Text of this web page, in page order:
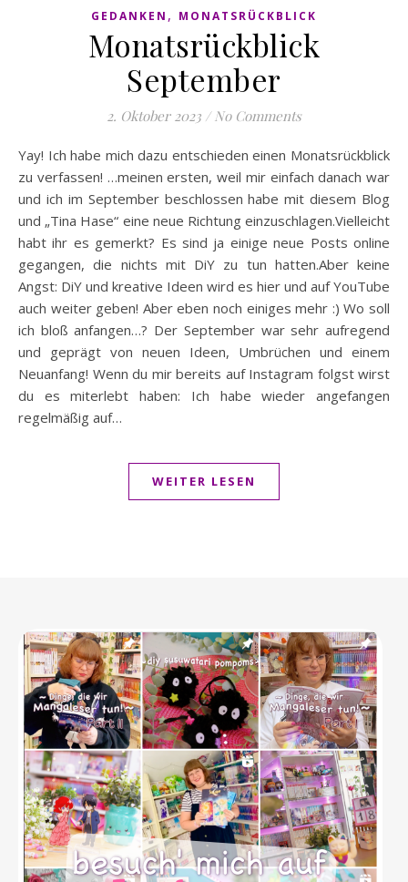
GEDANKEN , MONATSRÜCKBLICK
Monatsrückblick
September
2. Oktober 2023 / No Comments
Yay! Ich habe mich dazu entschieden einen Monatsrückblick
zu verfassen! …meinen ersten, weil mir einfach danach war
und ich im September beschlossen habe mit diesem Blog
und „Tina Hase“ eine neue Richtung einzuschlagen.Vielleicht
habt ihr es gemerkt? Es sind ja einige neue Posts online
gegangen, die nichts mit DiY zu tun hatten.Aber keine
Angst: DiY und kreative Ideen wird es hier und auf YouTube
auch weiter geben! Aber eben noch einiges mehr :) Wo soll
ich bloß anfangen…? Der September war sehr aufregend
und geprägt von neuen Ideen, Umbrüchen und einem
Neuanfang! Wenn du mir bereits auf Instagram folgst wirst
du es miterlebt haben: Ich habe wieder angefangen
regelmäßig auf…
WEITER LESEN